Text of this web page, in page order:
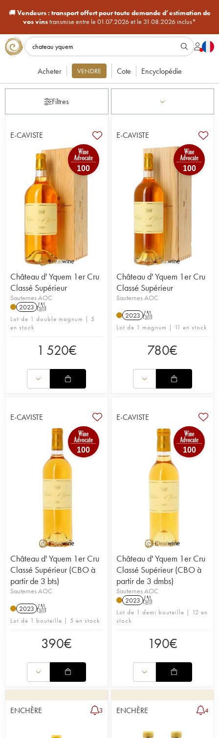
🚚Vendeurs : transport offert pour toute demande d’estimation de
vos vinstransmise entre le 01.07.2026 et le 31.08.2026 inclus*
Acheter VENDRE Cote Encyclopédie
Filtres
E-CAVISTE
100
Château d' Yquem 1er Cru
Classé Supérieur
Sauternes AOC
2023 T
Lot de 1 double magnum | 5
en stock
1 520€
E-CAVISTE
100
Château d' Yquem 1er Cru
Classé Supérieur
Sauternes AOC
2023 T
Lot de 1 magnum | 11 en stock
780€
E-CAVISTE
100
Château d' Yquem 1er Cru
Classé Supérieur (CBO à
partir de 3 bts)
Sauternes AOC
2023 T
Lot de 1 bouteille | 5 en stock
390€
E-CAVISTE
100
Château d' Yquem 1er Cru
Classé Supérieur (CBO à
partir de 3 dmbs)
Sauternes AOC
2023 T
Lot de 1 demi bouteille | 12 en
stock
190€
ENCHÈRE 3 ENCHÈRE 4